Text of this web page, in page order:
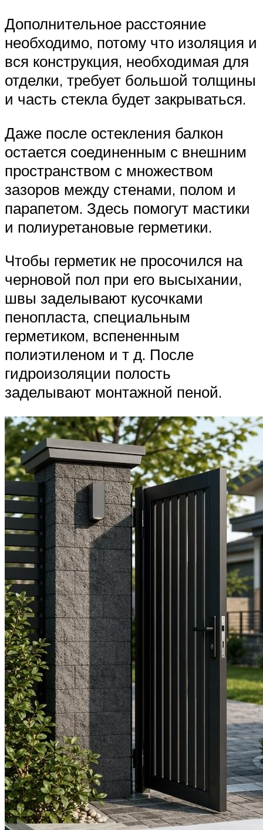
Дополнительное расстояние
необходимо, потому что изоляция и
вся конструкция, необходимая для
отделки, требует большой толщины
и часть стекла будет закрываться.
Даже после остекления балкон
остается соединенным с внешним
пространством с множеством
зазоров между стенами, полом и
парапетом. Здесь помогут мастики
и полиуретановые герметики.
Чтобы герметик не просочился на
черновой пол при его высыхании,
швы заделывают кусочками
пенопласта, специальным
герметиком, вспененным
полиэтиленом и т д. После
гидроизоляции полость
заделывают монтажной пеной.